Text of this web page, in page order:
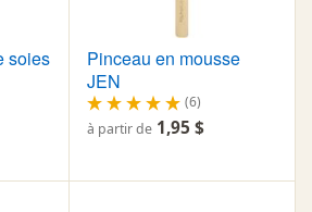
soies
Pinceau en mousse
JEN
(6)
à partir de 1,95 $